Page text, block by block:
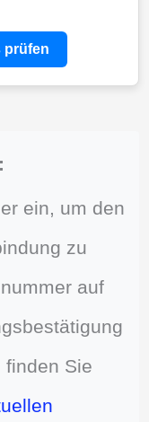
prüfen
ein, um den
zu
auf
finden Sie